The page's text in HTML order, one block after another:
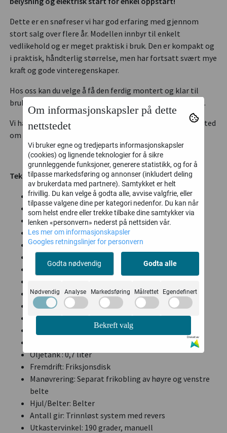
Dette er en snøfreser vi har god erfaring med gjennom
stort salg over flere år. Modellen innbyr til enkelt
vedlikehold og er meget praktisk i bruk. Den er kompakt og
i praktisk, håndterlig størrelse, men har fortsatt svært mye
kraft og gode vinteregenskaper.
Hos oss kan du velge å få den ferdig montert og klar til
bruk, eller bestille den rimeligere i transportforpakning.
Vi har godt delelager på våre varer og eget inhouse verksted
om uhellet er ute.
Tekniske data:
Effekt: 9 hk
Kastelengde: Maks 15 meter
Varme i håndtak
Start type: Drasnor og elektrisk start 220V
Ledlys
Arbeidsbredde: 61 cm
Arbeidshøyde: 51 cm
Høyde på feserehus: 51cm
Vekt: Brutto 90kg Netto 85 kg
Drivstoff: Blyfri bensin 91-98 okt
Tank kapasitet: 3,6 L
Oljetank : 0,7 liter
Fremdrift: Friksjonsdisk
Manøvrering: Separat frikobling av høyre og venstre
belte
Hjul/Belter: Belter
Antall gir: Trinnløst system med revers
Utkastervinkel: 190 grader, manuell
Om informasjonskapsler på dette
nettstedet
Vi bruker egne og tredjeparts informasjonskapsler
(cookies) og lignende teknologier for å sikre
grunnleggende funksjoner, generere statistikk, og for å
tilpasse markedsføring og annonser (inkludert deling
av brukerdata med partnere). Samtykket er helt
frivillig. Du kan velge å godta alle, avvise valgfrie, eller
tilpasse valgene dine per kategori nedenfor. Du kan når
som helst endre eller trekke tilbake dine samtykker via
lenken «personvern» nederst på nettsiden vår.
Les mer om informasjonskapsler
Googles retningslinjer for personvern
Godta nødvendig Godta alle
Nødvendig Analyse Markedsføring Målrettet Egendefinert
Bekreft valg
Drevet av